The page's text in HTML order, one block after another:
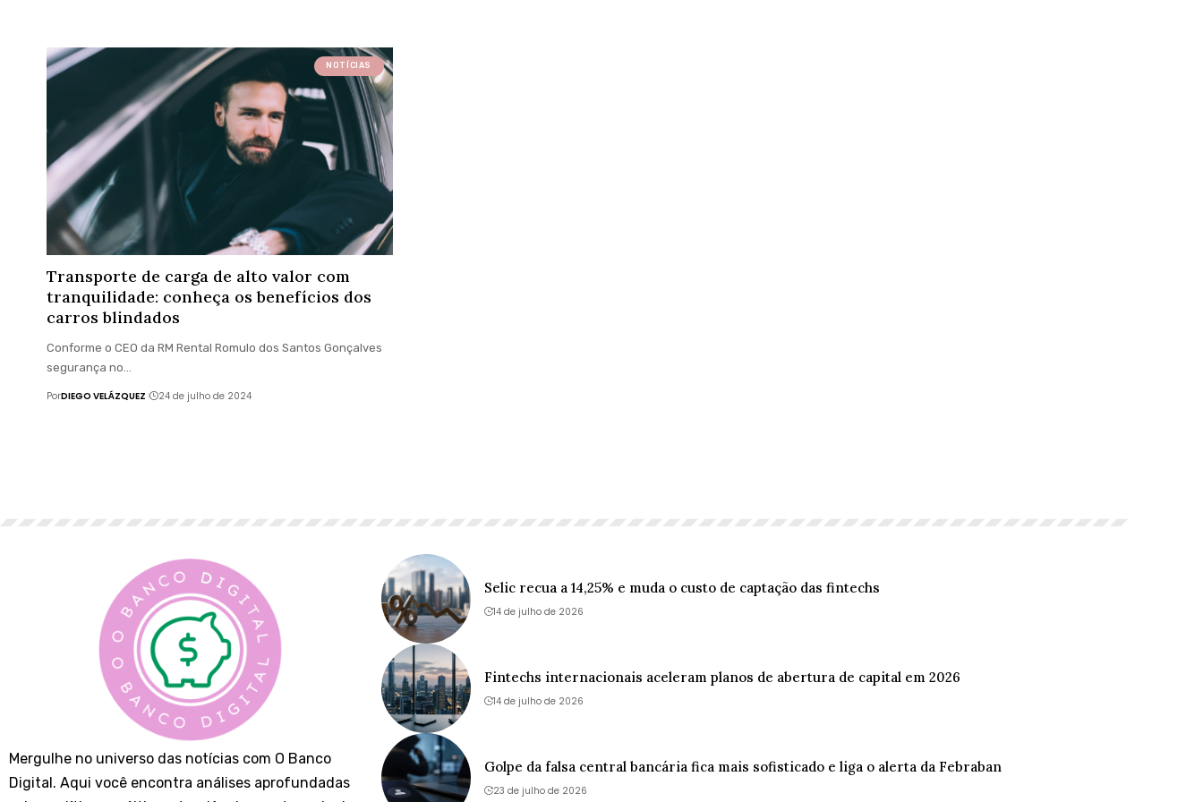
NOTÍCIAS
Transporte de carga de alto valor com
tranquilidade: conheça os benefícios dos
carros blindados
Conforme o CEO da RM Rental Romulo dos Santos Gonçalves
segurança no…
PorDIEGO VELÁZQUEZ 24 de julho de 2024
Mergulhe no universo das notícias com O Banco
Digital. Aqui você encontra análises aprofundadas
Selic recua a 14,25% e muda o custo de captação das fintechs
14 de julho de 2026
Fintechs internacionais aceleram planos de abertura de capital em 2026
14 de julho de 2026
Golpe da falsa central bancária fica mais sofisticado e liga o alerta da Febraban
23 de julho de 2026